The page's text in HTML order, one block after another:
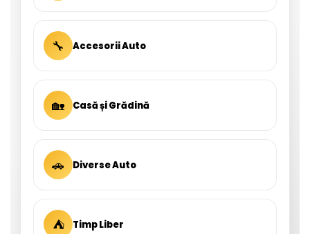
🔧 Accesorii Auto
🏡 Casă și Grădină
🚗 Diverse Auto
⛺ Timp Liber